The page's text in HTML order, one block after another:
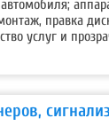
правка
услуг и